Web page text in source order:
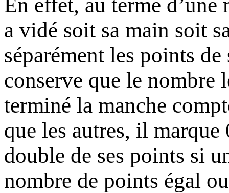
En effet, au terme d’une
a vidé soit sa main soit
séparément les points
conserve que le nombre
terminé la manche
que les autres, il
double de ses points si
nombre de points égal